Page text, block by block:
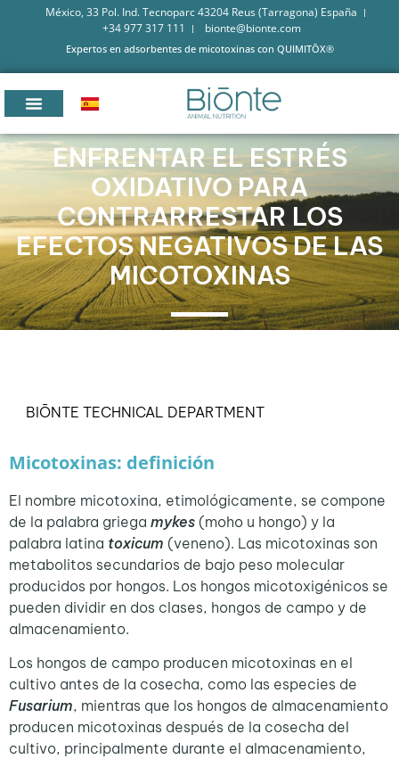
México, 33 Pol. Ind. Tecnoparc 43204 Reus (Tarragona) España
+34 977 317 111
bionte@bionte.com
Expertos en adsorbentes de micotoxinas con QUIMITŌX®
ENFRENTAR EL ESTRÉS
OXIDATIVO PARA
CONTRARRESTAR LOS
EFECTOS NEGATIVOS DE LAS
MICOTOXINAS
BIŌNTE TECHNICAL DEPARTMENT
Micotoxinas: definición
El nombre micotoxina, etimológicamente, se compone
de la palabra griega mykes (moho u hongo) y la
palabra latina toxicum (veneno). Las micotoxinas son
metabolitos secundarios de bajo peso molecular
producidos por hongos. Los hongos micotoxigénicos se
pueden dividir en dos clases, hongos de campo y de
almacenamiento.
Los hongos de campo producen micotoxinas en el
cultivo antes de la cosecha, como las especies de
Fusarium, mientras que los hongos de almacenamiento
producen micotoxinas después de la cosecha del
cultivo, principalmente durante el almacenamiento,